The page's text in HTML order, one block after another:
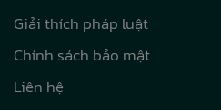
Giải thích pháp luật
Chính sách bảo mật
Liên hệ